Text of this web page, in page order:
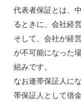
代表者保証とは、
るときに、会社経
そして、会社が経
が不可能になった
組みです。
なお連帯保証人に
帯保証人として借